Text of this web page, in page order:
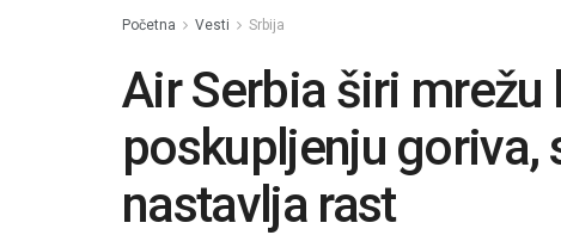
Početna Vesti Srbija
Air Serbia širi
poskupljenju goriva,
nastavlja rast